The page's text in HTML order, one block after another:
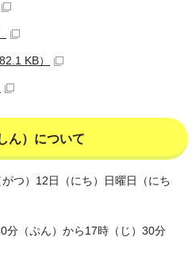
KB）
ん）について
つ）12日（にち）日曜日（にち
分（ぷん）から17時（じ）30分